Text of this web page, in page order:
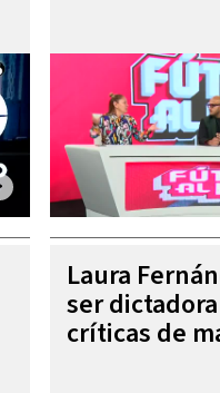
Laura
ser
críticas de